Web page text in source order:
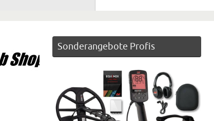
Sonderangebote Profis